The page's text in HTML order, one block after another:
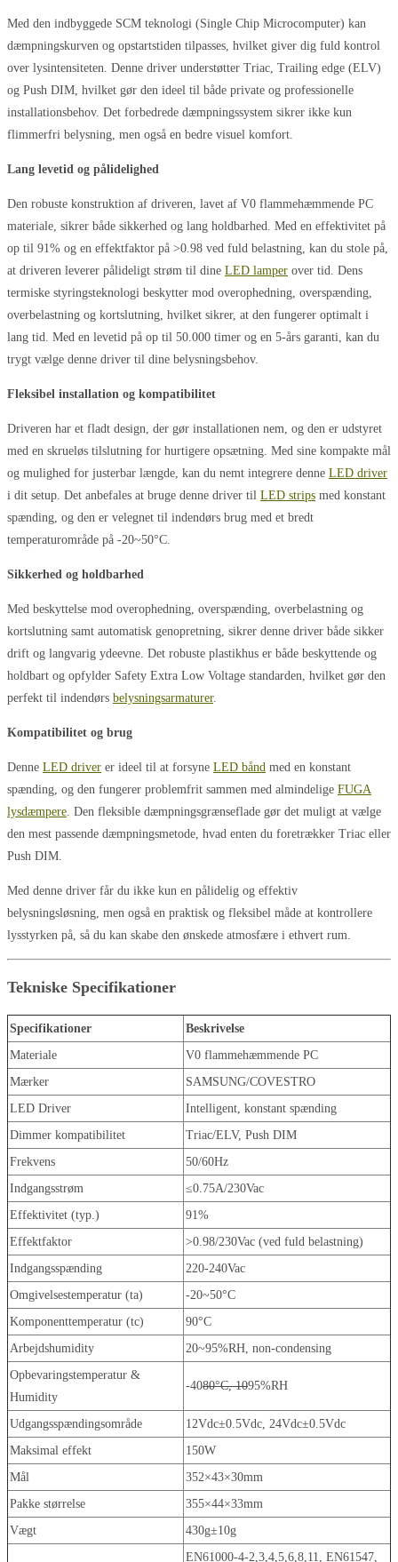
Med den indbyggede SCM teknologi (Single Chip Microcomputer) kan
dæmpningskurven og opstartstiden tilpasses, hvilket giver dig fuld kontrol
over lysintensiteten. Denne driver understøtter Triac, Trailing edge (ELV)
og Push DIM, hvilket gør den ideel til både private og professionelle
installationsbehov. Det forbedrede dæmpningssystem sikrer ikke kun
flimmerfri belysning, men også en bedre visuel komfort.
Lang levetid og pålidelighed
Den robuste konstruktion af driveren, lavet af V0 flammehæmmende PC
materiale, sikrer både sikkerhed og lang holdbarhed. Med en effektivitet på
op til 91% og en effektfaktor på >0.98 ved fuld belastning, kan du stole på,
at driveren leverer pålideligt strøm til dine LED lamper over tid. Dens
termiske styringsteknologi beskytter mod overophedning, overspænding,
overbelastning og kortslutning, hvilket sikrer, at den fungerer optimalt i
lang tid. Med en levetid på op til 50.000 timer og en 5-års garanti, kan du
trygt vælge denne driver til dine belysningsbehov.
Fleksibel installation og kompatibilitet
Driveren har et fladt design, der gør installationen nem, og den er udstyret
med en skrueløs tilslutning for hurtigere opsætning. Med sine kompakte mål
og mulighed for justerbar længde, kan du nemt integrere denne LED driver
i dit setup. Det anbefales at bruge denne driver til LED strips med konstant
spænding, og den er velegnet til indendørs brug med et bredt
temperaturområde på -20~50°C.
Sikkerhed og holdbarhed
Med beskyttelse mod overophedning, overspænding, overbelastning og
kortslutning samt automatisk genopretning, sikrer denne driver både sikker
drift og langvarig ydeevne. Det robuste plastikhus er både beskyttende og
holdbart og opfylder Safety Extra Low Voltage standarden, hvilket gør den
perfekt til indendørs belysningsarmaturer.
Kompatibilitet og brug
Denne LED driver er ideel til at forsyne LED bånd med en konstant
spænding, og den fungerer problemfrit sammen med almindelige FUGA
lysdæmpere. Den fleksible dæmpningsgrænseflade gør det muligt at vælge
den mest passende dæmpningsmetode, hvad enten du foretrækker Triac eller
Push DIM.
Med denne driver får du ikke kun en pålidelig og effektiv
belysningsløsning, men også en praktisk og fleksibel måde at kontrollere
lysstyrken på, så du kan skabe den ønskede atmosfære i ethvert rum.
Tekniske Specifikationer
Specifikationer
Beskrivelse
Materiale
V0 flammehæmmende PC
Mærker
SAMSUNG/COVESTRO
LED Driver
Intelligent, konstant spænding
Dimmer kompatibilitet
Triac/ELV, Push DIM
Frekvens
50/60Hz
Indgangsstrøm
≤0.75A/230Vac
Effektivitet (typ.)
91%
Effektfaktor
>0.98/230Vac (ved fuld belastning)
Indgangsspænding
220-240Vac
Omgivelsestemperatur (ta)
-20~50°C
Komponenttemperatur (tc)
90°C
Arbejdshumidity
20~95%RH, non-condensing
Opbevaringstemperatur &
Humidity
-4080°C, 1095%RH
Udgangsspændingsområde
12Vdc±0.5Vdc, 24Vdc±0.5Vdc
Maksimal effekt
150W
Mål
352×43×30mm
Pakke størrelse
355×44×33mm
Vægt
430g±10g
EN61000-4-2,3,4,5,6,8,11, EN61547,